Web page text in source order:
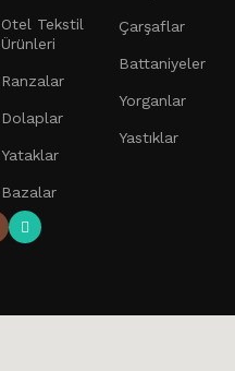
Otel Tekstil
Ürünleri
Ranzalar
Dolaplar
Yataklar
Bazalar
Çarşaflar
Battaniyeler
Yorganlar
Yastıklar